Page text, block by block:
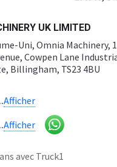
UK LIMITED
Uni, Omnia Machinery, 1
Cowpen Lane
Billingham, TS23 4BU
Afficher
Afficher
avec Truck1